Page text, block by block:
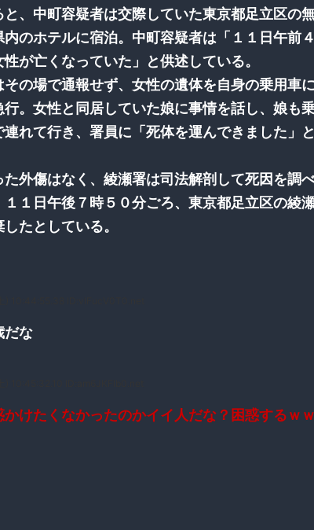
、中町容疑者は交際していた東京都足立区の
内のホテルに宿泊。中町容疑者は「１１日午前
が亡くなっていた」と供述している。
その場で通報せず、女性の遺体を自身の乗用車
行。女性と同居していた娘に事情を話し、娘も
連れて行き、署員に「死体を運んできました」
外傷はなく、綾瀬署は司法解剖して死因を調べ
１１日午後７時５０分ごろ、東京都足立区の綾
たとしている。
だな
けたくなかったのかイイ人だな？困惑するｗ